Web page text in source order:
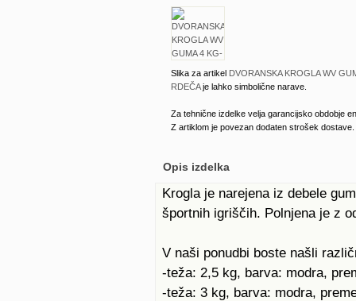
Slika za artikel DVORANSKA KROGLA WV
RDEČAje lahko simbolične narave.
Za tehnične izdelke velja garancijsko obdobje
Z artiklom je povezan dodaten strošek dostave.
Opis izdelka
Krogla je narejena iz debele
športnih igriščih. Polnjena je z
V naši ponudbi boste našli
-teža: 2,5 kg, barva: modra,
-teža: 3 kg, barva: modra,